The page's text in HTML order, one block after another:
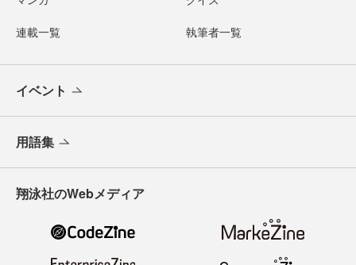
連載一覧 執筆者一覧
イベント
用語集
翔泳社のWebメディア